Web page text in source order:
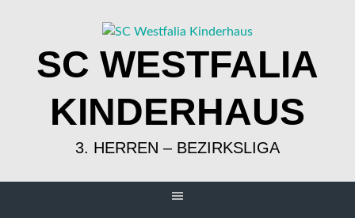
SC WESTFALIA
KINDERHAUS
3. HERREN – BEZIRKSLIGA